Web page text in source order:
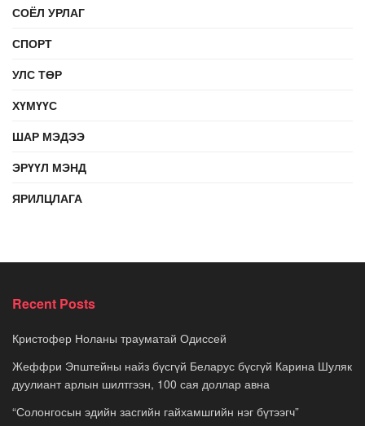
СОЁЛ УРЛАГ
СПОРТ
УЛС ТӨР
ХҮМҮҮС
ШАР МЭДЭЭ
ЭРҮҮЛ МЭНД
ЯРИЛЦЛАГА
Recent Posts
Кристофер Ноланы трауматай Одиссей
Жеффри Эпштейны найз бүсгүй Беларус бүсгүй Карина Шуляк
дуулиант арлын шилтгээн, 100 сая доллар авна
“Солонгосын эдийн засгийн гайхамшгийн нэг бүтээгч”